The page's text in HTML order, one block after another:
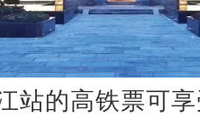
站的高铁票可